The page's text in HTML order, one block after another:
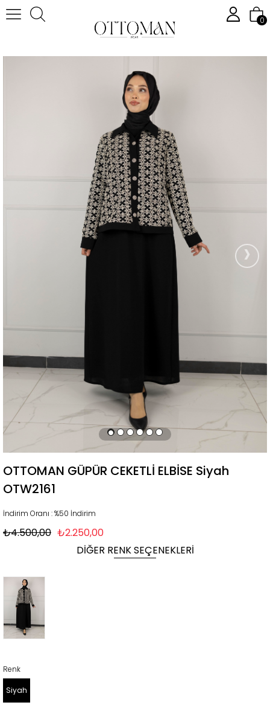
0
›
OTTOMAN GÜPÜR CEKETLİ ELBİSE Siyah
OTW2161
İndirim Oranı :%50 İndirim
₺4.500,00 ₺2.250,00
DIĞER RENK SEÇENEKLERI
Renk
Siyah